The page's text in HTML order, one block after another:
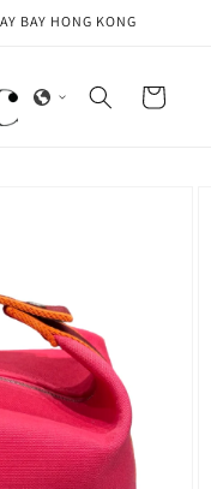
BAY HONG KONG
Cart